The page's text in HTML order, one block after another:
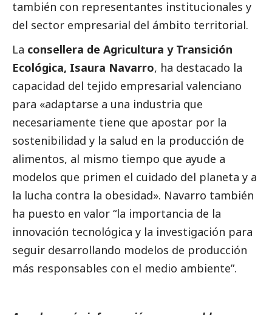
también con representantes institucionales y
del sector empresarial del ámbito territorial.
La consellera de Agricultura y Transición
Ecológica, Isaura Navarro, ha destacado la
capacidad del tejido empresarial valenciano
para «adaptarse a una industria que
necesariamente tiene que apostar por la
sostenibilidad y la salud en la producción de
alimentos, al mismo tiempo que ayude a
modelos que primen el cuidado del planeta y a
la lucha contra la obesidad». Navarro también
ha puesto en valor “la importancia de la
innovación tecnológica y la investigación para
seguir desarrollando modelos de producción
más responsables con el medio ambiente”.